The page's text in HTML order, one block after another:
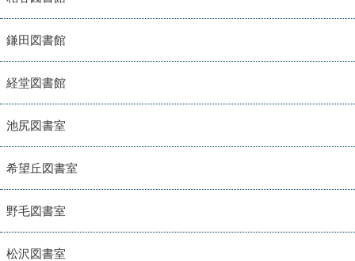
鎌田図書館
経堂図書館
池尻図書室
希望丘図書室
野毛図書室
松沢図書室